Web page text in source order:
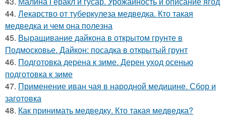
44. Лекарство от туберкулеза медведка. Кто такая
медведка и чем она полезна
45. Выращивание дайкона в открытом грунте в
Подмосковье. Дайкон: посадка в открытый грунт
46. Подготовка дерена к зиме. Дерен уход осенью
подготовка к зиме
47. Применение иван чая в народной медицине. Сбор и
заготовка
48. Как принимать медведку. Кто такая медведка?